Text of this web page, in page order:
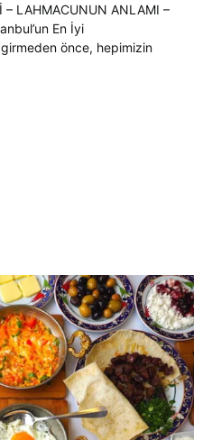
– LAHMACUNUN ANLAMI –
En İyi
önce, hepimizin